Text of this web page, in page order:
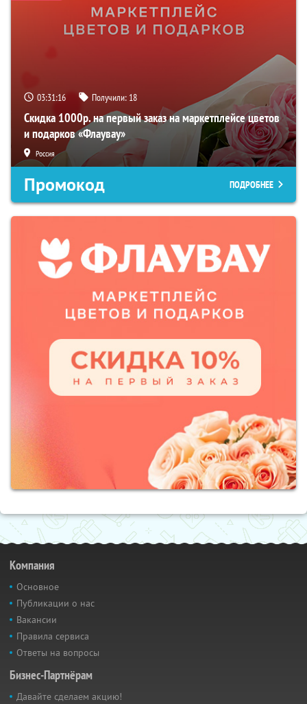
03:31:15 Получили: 18
Скидка 1000р. на первый заказ на маркетплейсе цветов
и подарков «Флаувау»
Россия
Промокод ПОДРОБНЕЕ
Компания
Основное
Публикации о нас
Вакансии
Правила сервиса
Ответы на вопросы
Бизнес-Партнёрам
Давайте сделаем акцию!